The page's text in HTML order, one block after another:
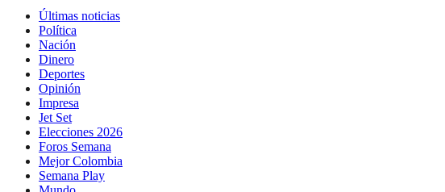
Últimas noticias
Política
Nación
Dinero
Deportes
Opinión
Impresa
Jet Set
Elecciones 2026
Foros Semana
Mejor Colombia
Semana Play